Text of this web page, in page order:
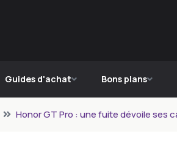
Guides d'achat Bons plans
Honor GT Pro : une fuite dévoile ses